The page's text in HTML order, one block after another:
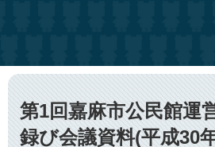
本
文
第1回嘉麻市公民館運
録び会議資料(平成30